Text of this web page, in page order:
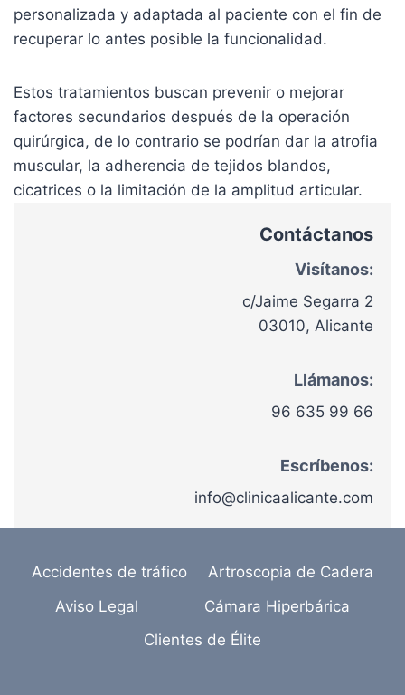
personalizada y adaptada al paciente con el fin de
recuperar lo antes posible la funcionalidad.
Estos tratamientos buscan prevenir o mejorar
factores secundarios después de la operación
quirúrgica, de lo contrario se podrían dar la atrofia
muscular, la adherencia de tejidos blandos,
cicatrices o la limitación de la amplitud articular.
Contáctanos
Visítanos:
c/Jaime Segarra 2
03010, Alicante
Llámanos:
96 635 99 66
Escríbenos:
info@clinicaalicante.com
Accidentes de tráfico
Artroscopia de Cadera
Aviso Legal
Cámara Hiperbárica
Clientes de Élite